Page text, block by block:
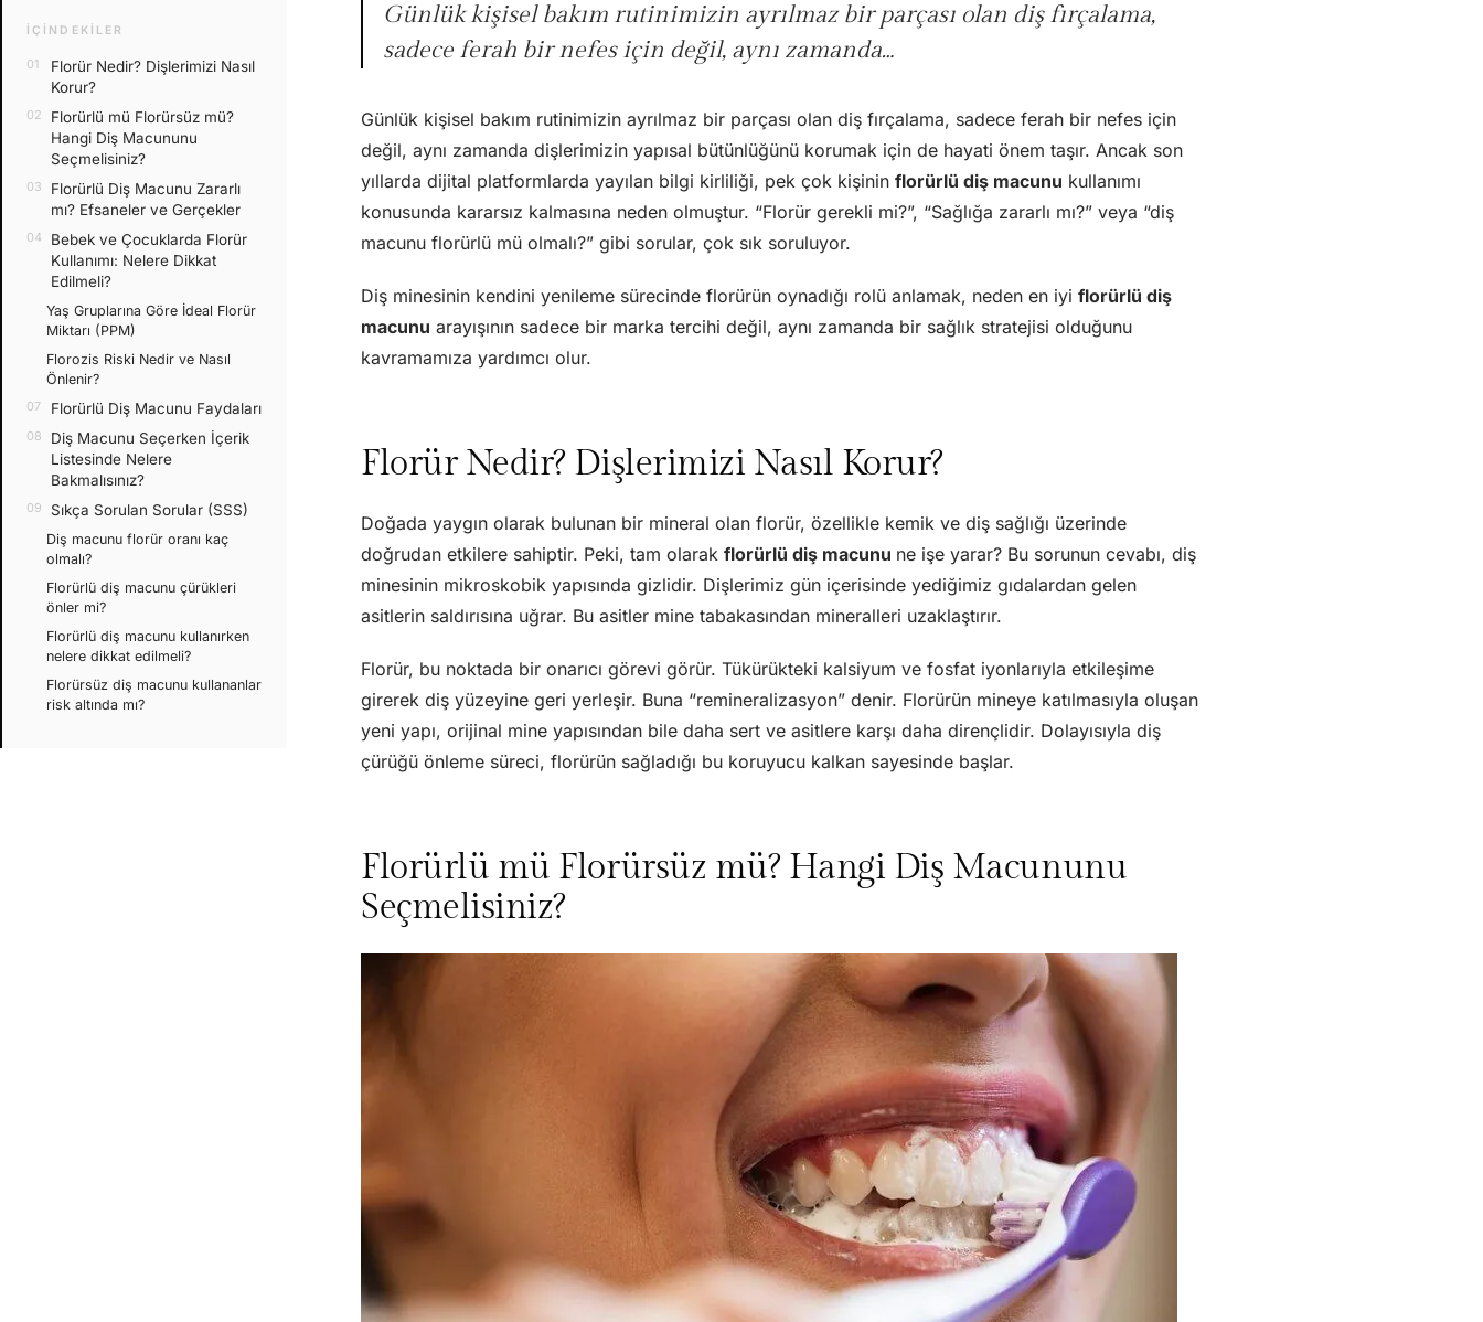
İÇINDEKILER
Florür Nedir? Dişlerimizi Nasıl
Korur?
Florürlü mü Florürsüz mü?
Hangi Diş Macununu
Seçmelisiniz?
Florürlü Diş Macunu Zararlı
mı? Efsaneler ve Gerçekler
Bebek ve Çocuklarda Florür
Kullanımı: Nelere Dikkat
Edilmeli?
Yaş Gruplarına Göre İdeal Florür
Miktarı (PPM)
Florozis Riski Nedir ve Nasıl
Önlenir?
Florürlü Diş Macunu Faydaları
Diş Macunu Seçerken İçerik
Listesinde Nelere
Bakmalısınız?
Sıkça Sorulan Sorular (SSS)
Diş macunu florür oranı kaç
olmalı?
Florürlü diş macunu çürükleri
önler mi?
Florürlü diş macunu kullanırken
nelere dikkat edilmeli?
Florürsüz diş macunu kullananlar
risk altında mı?
Günlük kişisel bakım rutinimizin ayrılmaz bir parçası olan diş fırçalama,
sadece ferah bir nefes için değil, aynı zamanda…
Günlük kişisel bakım rutinimizin ayrılmaz bir parçası olan diş fırçalama, sadece ferah bir nefes için
değil, aynı zamanda dişlerimizin yapısal bütünlüğünü korumak için de hayati önem taşır. Ancak son
yıllarda dijital platformlarda yayılan bilgi kirliliği, pek çok kişininflorürlü diş macunu kullanımı
konusunda kararsız kalmasına neden olmuştur. “Florür gerekli mi?”, “Sağlığa zararlı mı?” veya “diş
macunu florürlü mü olmalı?” gibi sorular, çok sık soruluyor.
Diş minesinin kendini yenileme sürecinde florürün oynadığı rolü anlamak, neden en iyiflorürlü diş
macunu arayışının sadece bir marka tercihi değil, aynı zamanda bir sağlık stratejisi olduğunu
kavramamıza yardımcı olur.
Florür Nedir? Dişlerimizi Nasıl Korur?
Doğada yaygın olarak bulunan bir mineral olan florür, özellikle kemik ve diş sağlığı üzerinde
doğrudan etkilere sahiptir. Peki, tam olarakflorürlü diş macunu ne işe yarar? Bu sorunun cevabı, diş
minesinin mikroskobik yapısında gizlidir. Dişlerimiz gün içerisinde yediğimiz gıdalardan gelen
asitlerin saldırısına uğrar. Bu asitler mine tabakasından mineralleri uzaklaştırır.
Florür, bu noktada bir onarıcı görevi görür. Tükürükteki kalsiyum ve fosfat iyonlarıyla etkileşime
girerek diş yüzeyine geri yerleşir. Buna “remineralizasyon” denir. Florürün mineye katılmasıyla oluşan
yeni yapı, orijinal mine yapısından bile daha sert ve asitlere karşı daha dirençlidir. Dolayısıyla diş
çürüğü önleme süreci, florürün sağladığı bu koruyucu kalkan sayesinde başlar.
Florürlü mü Florürsüz mü? Hangi Diş Macununu
Seçmelisiniz?